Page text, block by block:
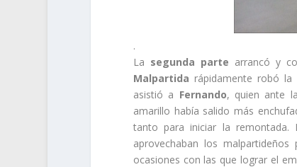
.
La segunda parte arrancó y
Malpartida rápidamente robó
asistió a Fernando, quien ante
amarillo había salido más
tanto para iniciar la
aprovechaban los
ocasiones con las que lograr el